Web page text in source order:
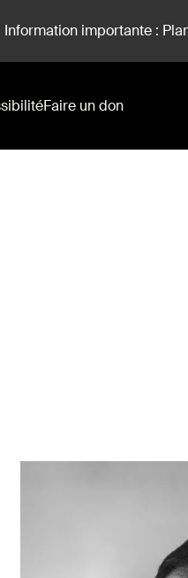
Information importante :
Faire un don